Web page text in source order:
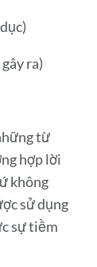
ra)
từ
hợp lời
không
sử dụng
sự tiềm